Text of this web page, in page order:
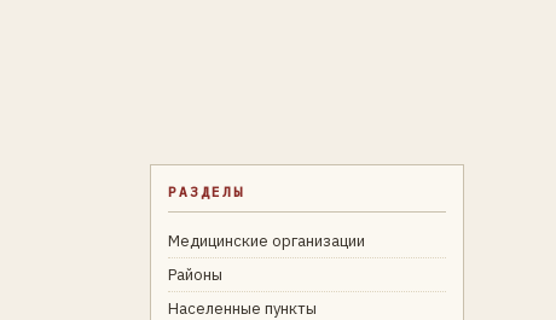
РАЗДЕЛЫ
Медицинские организации
Районы
Населенные пункты